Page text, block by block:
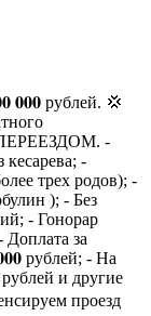
𝟎𝟎𝟎 рублей. 💢
-
кесарева; -
трех родов); -
); - Без
- Гонорар
Доплата за
рублей; - На
и другие
проезд